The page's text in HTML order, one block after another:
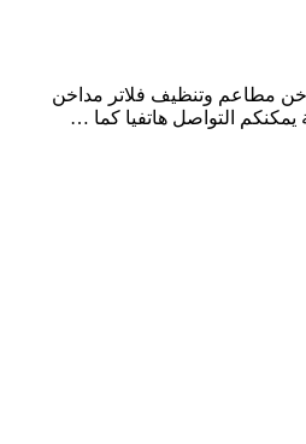
مطاعم وتنظيف فلاتر مداخن
التواصل هاتفيا كما …